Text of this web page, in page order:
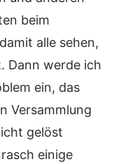
beim
alle sehen,
Dann werde ich
ein, das
Versammlung
gelöst
einige